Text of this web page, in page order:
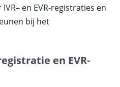
IVR– en EVR-registraties en
bij het
en EVR-